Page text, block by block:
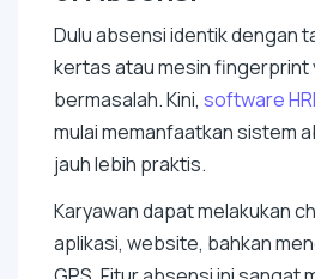
Dulu absensi identik dengan
kertas atau mesinfingerprint
bermasalah. Kini, software
mulai memanfaatkan sistem
jauh lebih praktis.
Karyawan dapat melakukan
aplikasi, website, bahkan